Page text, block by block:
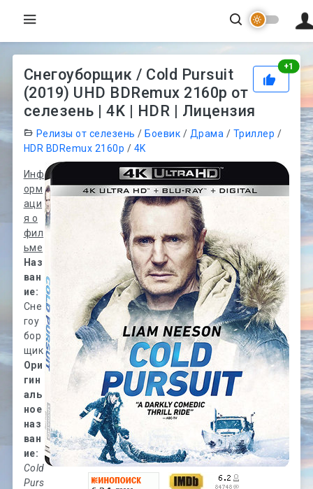
+1
Снегоуборщик / Cold Pursuit
(2019) UHD BDRemux 2160p от
селезень | 4K | HDR | Лицензия
Релизы от селезень /Боевик / Драма / Триллер /
HDR BDRemux 2160p / 4K
Инф
орм
аци
я о
фил
ьме
Наз
ван
ие:
Сне
гоу
бор
щик
Ори
гин
аль
ное
наз
ван
ие:
Cold
Purs